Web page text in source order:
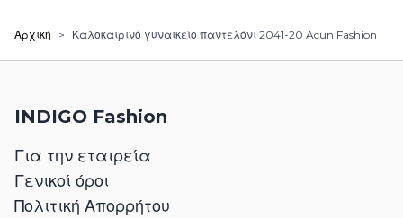
Αρχική > Καλοκαιρινό γυναικείο παντελόνι 2041-20 Acun Fashion
INDIGO Fashion
Για την εταιρεία
Γενικοί όροι
Πολιτική Απορρήτου